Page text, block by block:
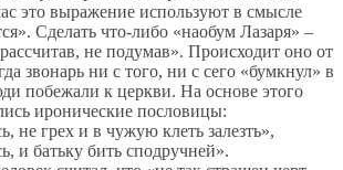
это выражение используют в смысле
Сделать что-либо «наобум Лазаря» –
рассчитав, не подумав». Происходит оно от
звонарь ни с того, ни с сего «бумкнул» в
побежали к церкви. На основе этого
иронические пословицы:
не грех и в чужую клеть залезть»,
и батьку бить сподручней».